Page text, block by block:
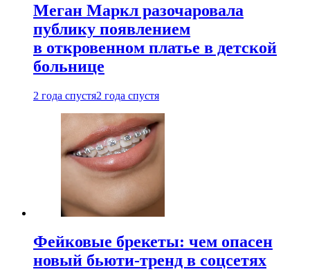
Меган Маркл разочаровала
публику появлением
в откровенном платье в детской
больнице
2 года спустя2 года спустя
Фейковые брекеты: чем опасен
новый бьюти-тренд в соцсетях